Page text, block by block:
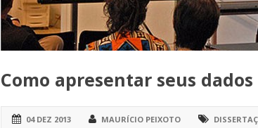
Como apresentar seus
04 DEZ 2013 MAURÍCIO PEIXOTO